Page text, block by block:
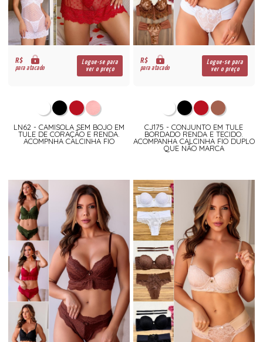
R$
para atacado
Logue-se para
ver o preço
LN62 - CAMISOLA SEM BOJO EM
TULE DE CORAÇÃO E RENDA.
ACOMPNHA CALCINHA FIO
R$
para atacado
Logue-se para
ver o preço
CJ175 - CONJUNTO EM TULE
BORDADO RENDA E TECIDO.
ACOMPANHA CALCINHA FIO DUPLO
QUE NÃO MARCA